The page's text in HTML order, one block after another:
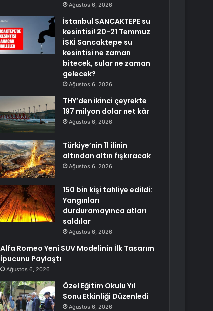
Ağustos 6, 2026
İstanbul SANCAKTEPE su
kesintisi! 20-21 Temmuz
İSKİ Sancaktepe su
kesintisi ne zaman
bitecek, sular ne zaman
gelecek?
Ağustos 6, 2026
THY’den ikinci çeyrekte
197 milyon dolar net kâr
Ağustos 6, 2026
Türkiye’nin 11 ilinin
altından altın fışkıracak
Ağustos 6, 2026
150 bin kişi tahliye edildi:
Yangınları
durduramayınca atları
saldılar
Ağustos 6, 2026
Alfa Romeo Yeni SUV Modelinin İlk Tasarım
İpucunu Paylaştı
Ağustos 6, 2026
Özel Eğitim Okulu Yıl
Sonu Etkinliği Düzenledi
Ağustos 6, 2026